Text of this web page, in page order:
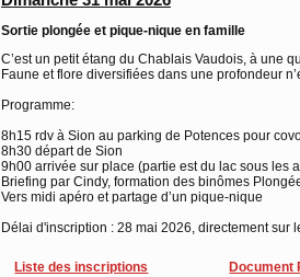
Sortie plongée et pique-nique en famille
C’est un petit étang du Chablais Vaudois, à une
Faune et flore diversifiées dans une profondeur
Programme:
8h15 rdv à Sion au parking de Potences pour
8h30 départ de Sion
9h00 arrivée sur place (partie est du lac sous les
Briefing par Cindy, formation des binômes
Vers midi apéro et partage d’un pique-nique
Délai d'inscription : 28 mai 2026, directement sur
Liste des inscriptions Document